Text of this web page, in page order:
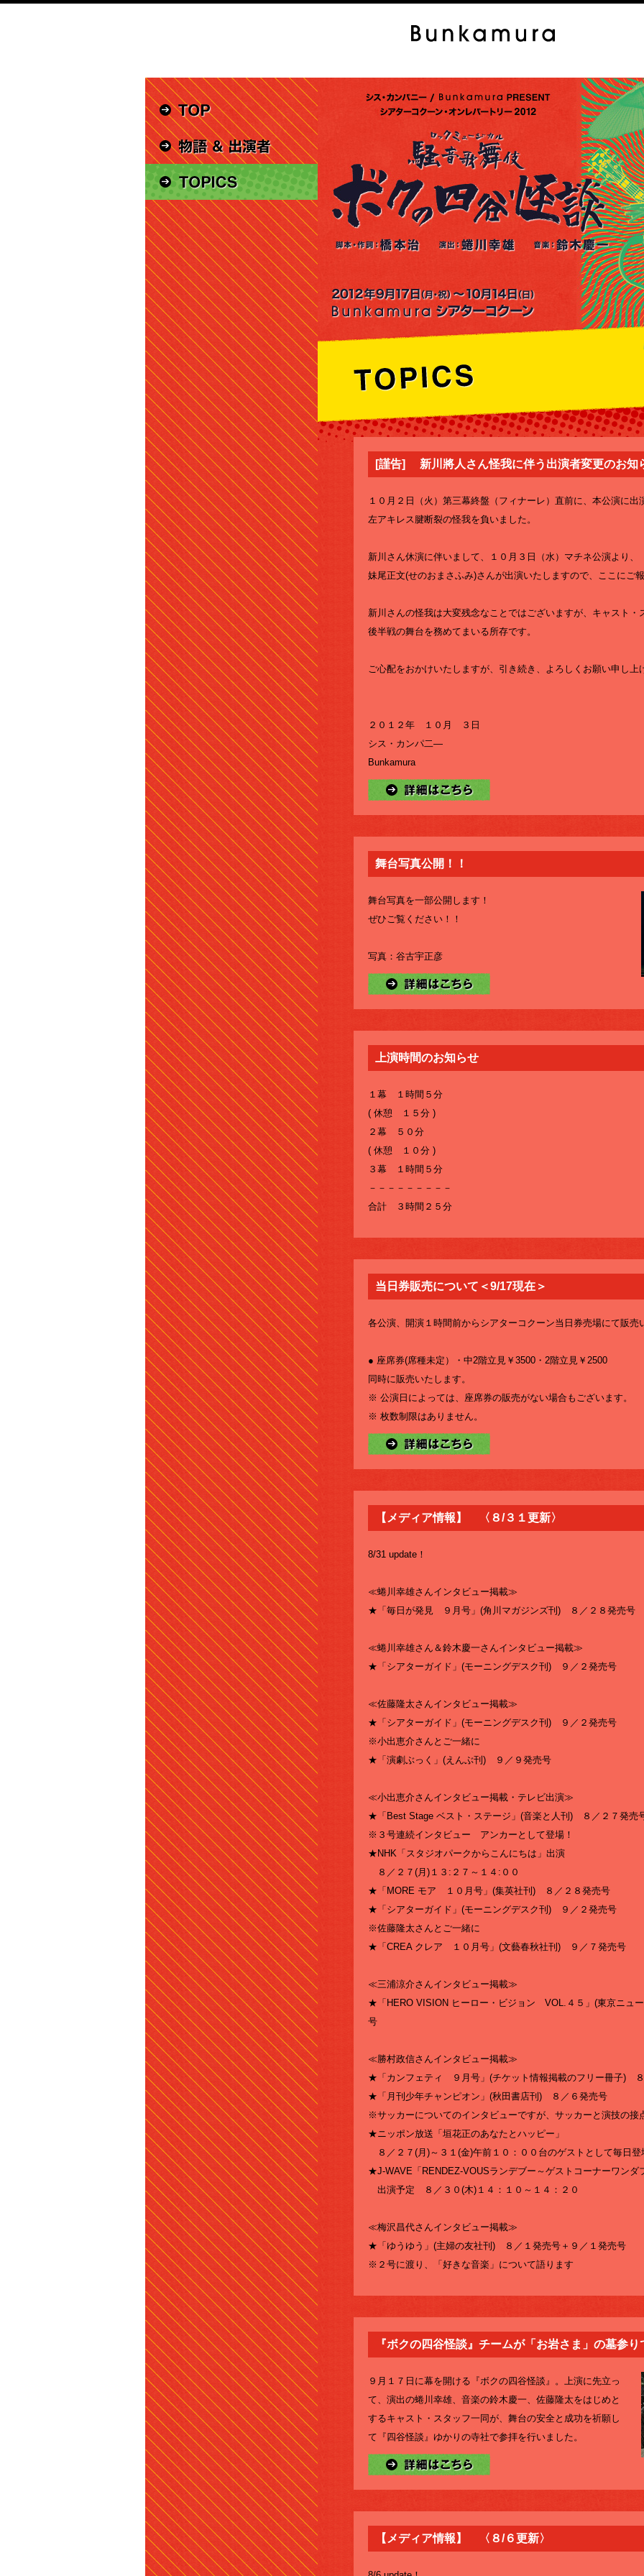
[謹告] 新川將人さん怪我に伴う出演者変更のお知
１０月２日（火）第三幕終盤（フィナーレ）直前に、本公演に出
左アキレス腱断裂の怪我を負いました。
新川さん休演に伴いまして、１０月３日（水）マチネ公演より、
妹尾正文(せのおまさふみ)さんが出演いたしますので、ここにご
新川さんの怪我は大変残念なことではございますが、キャスト・
後半戦の舞台を務めてまいる所存です。
ご心配をおかけいたしますが、引き続き、よろしくお願い申し上
２０１２年 １０月 ３日
シス・カンパ二―
Bunkamura
舞台写真公開！！
舞台写真を一部公開します！
ぜひご覧ください！！
写真：谷古宇正彦
上演時間のお知らせ
１幕 １時間５分
( 休憩 １５分 )
２幕 ５０分
( 休憩 １０分 )
３幕 １時間５分
－－－－－－－－－
合計 ３時間２５分
当日券販売について＜9/17現在＞
各公演、開演１時間前からシアターコクーン当日券売場にて販売
● 座席券(席種未定）・中2階立見￥3500・2階立見￥2500
同時に販売いたします。
※ 公演日によっては、座席券の販売がない場合もございます。
※ 枚数制限はありません。
【メディア情報】 〈８/３１更新〉
8/31 update！
≪蜷川幸雄さんインタビュー掲載≫
★「毎日が発見 ９月号」(角川マガジンズ刊) ８／２８発売号
≪蜷川幸雄さん＆鈴木慶一さんインタビュー掲載≫
★「シアターガイド」(モーニングデスク刊) ９／２発売号
≪佐藤隆太さんインタビュー掲載≫
★「シアターガイド」(モーニングデスク刊) ９／２発売号
※小出恵介さんとご一緒に
★「演劇ぶっく」(えんぶ刊) ９／９発売号
≪小出恵介さんインタビュー掲載・テレビ出演≫
★「Best Stage ベスト・ステージ」(音楽と人刊) ８／２７発売
※３号連続インタビュー アンカーとして登場！
★NHK「スタジオパークからこんにちは」出演
８／２７(月)１３:２７～１４:００
★「MORE モア １０月号」(集英社刊) ８／２８発売号
★「シアターガイド」(モーニングデスク刊) ９／２発売号
※佐藤隆太さんとご一緒に
★「CREA クレア １０月号」(文藝春秋社刊) ９／７発売号
≪三浦涼介さんインタビュー掲載≫
★「HERO VISION ヒーロー・ビジョン VOL.４５」(東京ニュ
号
≪勝村政信さんインタビュー掲載≫
★「カンフェティ ９月号」(チケット情報掲載のフリー冊子)
★「月刊少年チャンピオン」(秋田書店刊) ８／６発売号
※サッカーについてのインタビューですが、サッカーと演技の接
★ニッポン放送「垣花正のあなたとハッピー」
８／２７(月)～３１(金)午前１０：００台のゲストとして毎日登
★J-WAVE「RENDEZ-VOUSランデブー～ゲストコーナーワンダ
出演予定 ８／３０(木)１４：１０～１４：２０
≪梅沢昌代さんインタビュー掲載≫
★「ゆうゆう」(主婦の友社刊) ８／１発売号＋９／１発売号
※２号に渡り、「好きな音楽」について語ります
『ボクの四谷怪談』チームが「お岩さま」の墓参
９月１７日に幕を開ける『ボクの四谷怪談』。上演に先立っ
て、演出の蜷川幸雄、音楽の鈴木慶一、佐藤隆太をはじめと
するキャスト・スタッフ一同が、舞台の安全と成功を祈願し
て『四谷怪談』ゆかりの寺社で参拝を行いました。
【メディア情報】 〈８/６更新〉